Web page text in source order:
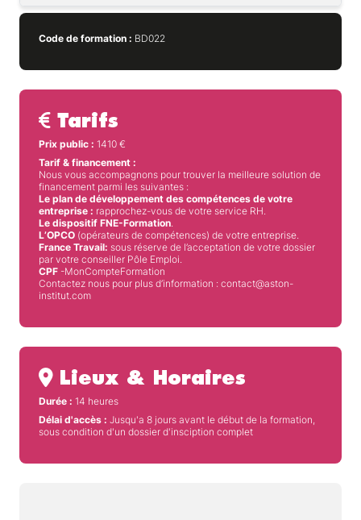
Code de formation : BD022
Tarifs
Prix public : 1410 €
Tarif & financement :
Nous vous accompagnons pour trouver la meilleure solution de
financement parmi les suivantes :
Le plan de développement des compétences de votre
entreprise : rapprochez-vous de votre service RH.
Le dispositif FNE-Formation.
L’OPCO (opérateurs de compétences) de votre entreprise.
France Travail: sous réserve de l’acceptation de votre dossier
par votre conseiller Pôle Emploi.
CPF -MonCompteFormation
Contactez nous pour plus d’information : contact@aston-
institut.com
Lieux & Horaires
Durée : 14 heures
Délai d'accès : Jusqu'a 8 jours avant le début de la formation,
sous condition d'un dossier d'insciption complet